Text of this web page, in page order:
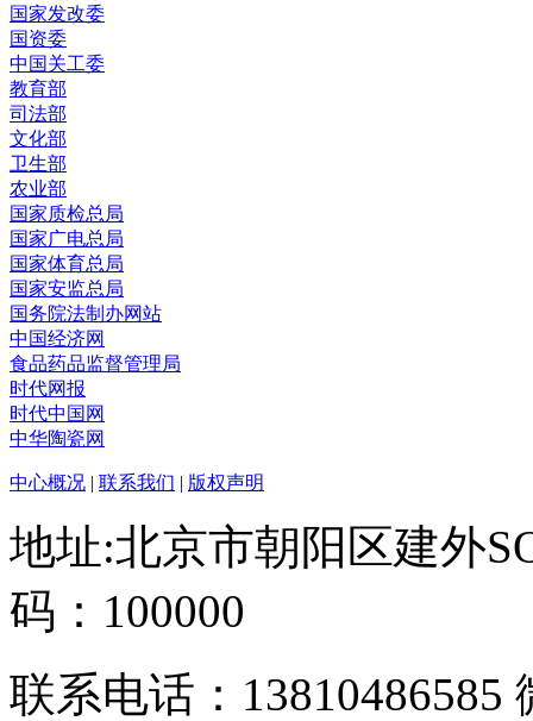
国家发改委
国资委
中国关工委
教育部
司法部
文化部
卫生部
农业部
国家质检总局
国家广电总局
国家体育总局
国家安监总局
国务院法制办网站
中国经济网
食品药品监督管理局
时代网报
时代中国网
中华陶瓷网
中心概况 | 联系我们 | 版权声明
地址:北京市朝阳区建外
码：100000
联系电话：13810486585